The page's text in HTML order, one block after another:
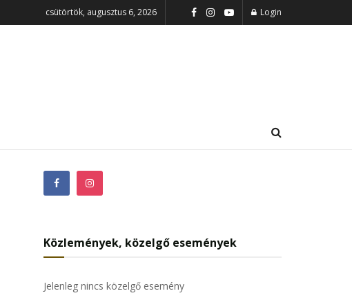
csütörtök, augusztus 6, 2026 Login
Közlemények, közelgő események
Jelenleg nincs közelgő esemény